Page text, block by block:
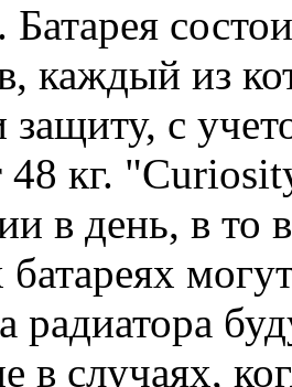
каждый из
защиту, с
48 кг. "
в день, в то
радиатора
в случаях,